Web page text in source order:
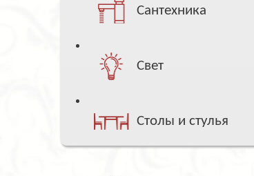
Сантехника
Свет
Столы и стулья